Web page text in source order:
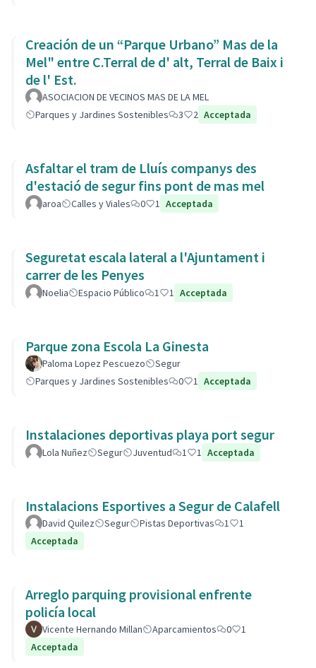
Creación de un “Parque Urbano” Mas de la
Mel" entre C.Terral de d' alt, Terral de Baix i
de l' Est.
ASOCIACION DE VECINOS MAS DE LA MEL
Parques y Jardines Sostenibles
3 2 Acceptada
Asfaltar el tram de Lluís companys des
d'estació de segur fins pont de mas mel
aroa Calles y Viales 0 1 Acceptada
Seguretat escala lateral a l'Ajuntament i
carrer de les Penyes
Noelia Espacio Público 1 1 Acceptada
Parque zona Escola La Ginesta
Paloma Lopez Pescuezo
Segur
Parques y Jardines Sostenibles
0 1 Acceptada
Instalaciones deportivas playa port segur
Lola Nuñez Segur Juventud 1 1 Acceptada
Instalacions Esportives a Segur de Calafell
David Quilez Segur Pistas Deportivas 1
1
Acceptada
Arreglo parquing provisional enfrente
policía local
Vicente Hernando Millan Aparcamientos 0
1
Acceptada